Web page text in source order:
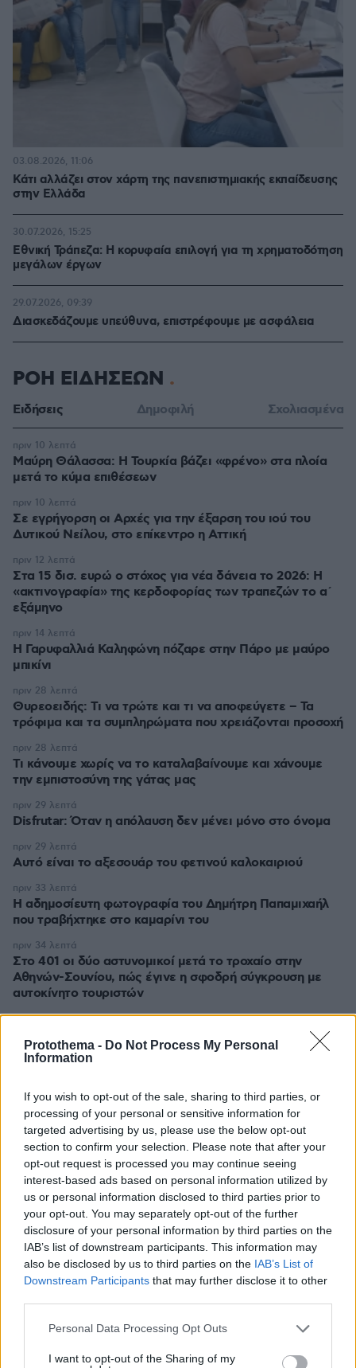
Protothema - Do Not Process My Personal
Information
If you wish to opt-out of the sale, sharing to third parties, or
processing of your personal or sensitive information for
targeted advertising by us, please use the below opt-out
section to confirm your selection. Please note that after your
opt-out request is processed you may continue seeing
interest-based ads based on personal information utilized by
us or personal information disclosed to third parties prior to
your opt-out. You may separately opt-out of the further
disclosure of your personal information by third parties on the
IAB’s list of downstream participants. This information may
also be disclosed by us to third parties on the IAB’s List of
Downstream Participants that may further disclose it to other
Please note that this website/app uses one or more Google
not limited to your visit or usage behaviour. You may click to
Personal Data Processing Opt Outs
I want to opt-out of the Sharing of my
Κάτι αλλάζει στον χάρτη της πανεπιστημιακής εκπαίδευσης
στην Ελλάδα
03.08.2026, 11:06
Εθνική Τράπεζα: Η κορυφαία επιλογή για τη χρηματοδότηση
μεγάλων έργων
30.07.2026, 15:25
Διασκεδάζουμε υπεύθυνα, επιστρέφουμε με ασφάλεια
29.07.2026, 09:39
ΡΟΗ ΕΙΔΗΣΕΩΝ
Ειδήσεις Δημοφιλή Σχολιασμένα
Μαύρη Θάλασσα: Η Τουρκία βάζει «φρένο» στα πλοία
μετά το κύμα επιθέσεων
πριν 10 λεπτά
Σε εγρήγορση οι Αρχές για την έξαρση του ιού του
Δυτικού Νείλου, στο επίκεντρο η Αττική
πριν 10 λεπτά
Στα 15 δισ. ευρώ ο στόχος για νέα δάνεια το 2026: Η
«ακτινογραφία» της κερδοφορίας των τραπεζών το α΄
εξάμηνο
πριν 12 λεπτά
Η Γαρυφαλλιά Καληφώνη πόζαρε στην Πάρο με μαύρο
μπικίνι
πριν 14 λεπτά
Θυρεοειδής: Τι να τρώτε και τι να αποφεύγετε – Τα
τρόφιμα και τα συμπληρώματα που χρειάζονται προσοχή
πριν 28 λεπτά
Τι κάνουμε χωρίς να το καταλαβαίνουμε και χάνουμε
την εμπιστοσύνη της γάτας μας
πριν 28 λεπτά
Disfrutar: Όταν η απόλαυση δεν μένει μόνο στο όνομα
πριν 29 λεπτά
Αυτό είναι το αξεσουάρ του φετινού καλοκαιριού
πριν 29 λεπτά
Η αδημοσίευτη φωτογραφία του Δημήτρη Παπαμιχαήλ
που τραβήχτηκε στο καμαρίνι του
πριν 33 λεπτά
Στο 401 οι δύο αστυνομικοί μετά το τροχαίο στην
Αθηνών-Σουνίου, πώς έγινε η σφοδρή σύγκρουση με
αυτοκίνητο τουριστών
πριν 34 λεπτά
ΔΕΙΤΕ ΟΛΕΣ ΤΙΣ ΕΙΔΗΣΕΙΣ
ΤΑ ΠΙΟ ΔΗΜΟΦΙΛΗ